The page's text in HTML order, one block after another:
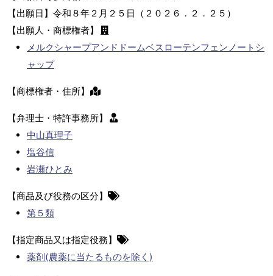
【出願日】令和８年２月２５日（２０２６．２．２５）
【出願人・商標権者】
メルクシャープアンドドームベスローテンフェンノートシ
ャップ
【商標権者・住所】
【弁理士・特許事務所】
中山真理子
塩谷信
岩瀬ひとみ
【商品及び役務の区分】
第５類
【指定商品又は指定役務】
薬剤(農薬に当たるものを除く)